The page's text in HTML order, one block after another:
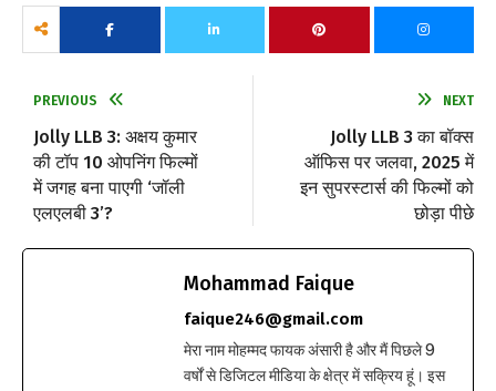
PREVIOUS
Jolly LLB 3: अक्षय कुमार
की टॉप 10 ओपनिंग फिल्मों
में जगह बना पाएगी ‘जॉली
एलएलबी 3’?
NEXT
Jolly LLB 3 का बॉक्स
ऑफिस पर जलवा, 2025 में
इन सुपरस्टार्स की फिल्मों को
छोड़ा पीछे
Mohammad Faique
faique246@gmail.com
मेरा नाम मोहम्मद फायक अंसारी है और मैं पिछले 9
वर्षों से डिजिटल मीडिया के क्षेत्र में सक्रिय हूं। इस